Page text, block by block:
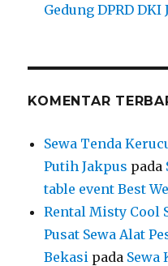
Gedung DPRD DKI
KOMENTAR
Sewa Tenda
Putih Jakpus pada
table event Best
Rental Misty Cool
Pusat Sewa Alat
Bekasi pada Sewa